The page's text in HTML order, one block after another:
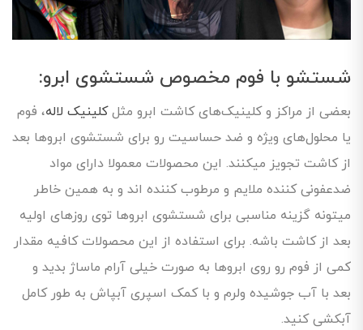
شستشو با فوم مخصوص شستشوی ابرو:
بعضی از مراکز و کلینیک‌های کاشت ابرو مثلکلینیک لاله، فوم
یا محلول‌های ویژه و ضد حساسیت رو برای شستشوی ابروها بعد
از کاشت تجویز میکنند. این محصولات معمولا دارای مواد
ضدعفونی ‌کننده ملایم و مرطوب ‌کننده اند و به همین خاطر
میتونه گزینه مناسبی برای شستشوی ابروها توی روزهای اولیه
بعد از کاشت باشه. برای استفاده از این محصولات کافیه مقدار
کمی از فوم رو روی ابروها به صورت خیلی آرام ماساژ بدید و
بعد با آب جوشیده ولرم و با کمک اسپری آبپاش به طور کامل
آبکشی کنید.